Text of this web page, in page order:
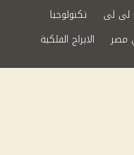
لى لى
تكنولوجيا
مصر
الابراج الفلكية